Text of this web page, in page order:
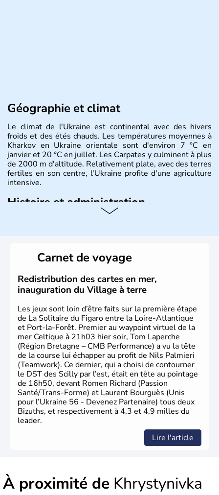
Géographie et climat
Le climat de l'Ukraine est continental avec des hivers
froids et des étés chauds. Les températures moyennes à
Kharkov en Ukraine orientale sont d'environ 7 °C en
janvier et 20 °C en juillet. Les Carpates y culminent à plus
de 2000 m d'altitude. Relativement plate, avec des terres
fertiles en son centre, l'Ukraine profite d'une agriculture
intensive.
Histoire et administration
remonte au 24 août 1991. Sébastopol, Karkhov et
Odessa sont les principales villes d'Ukraine.
Carnet de voyage
Redistribution des cartes en mer,
inauguration du Village à terre
Les jeux sont loin d’être faits sur la première étape
de La Solitaire du Figaro entre la Loire-Atlantique
et Port-la-Forêt. Premier au waypoint virtuel de la
mer Celtique à 21h03 hier soir, Tom Laperche
(Région Bretagne – CMB Performance) a vu la tête
de la course lui échapper au profit de Nils Palmieri
(Teamwork). Ce dernier, qui a choisi de contourner
le DST des Scilly par l’est, était en tête au pointage
de 16h50, devant Romen Richard (Passion
Santé/Trans-Forme) et Laurent Bourguès (Unis
pour l’Ukraine 56 - Devenez Partenaire) tous deux
Bizuths, et respectivement à 4,3 et 4,9 milles du
leader.
Lire l'article
À proximité de Khrystynivka